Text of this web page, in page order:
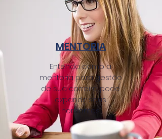
MENTORIA
Entenda como a
mentoria para gestão
de sua carreira pode
expandir seus
horizontes.